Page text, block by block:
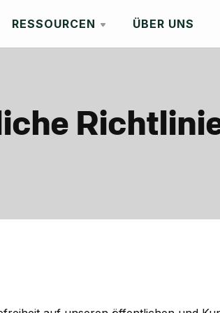
RESSOURCEN ÜBER UNS